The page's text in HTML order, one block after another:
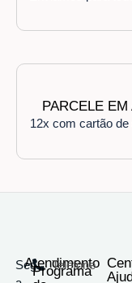
PARCELE EM
12x com cartão de
Atendimento
Seg
Telefone
Programa